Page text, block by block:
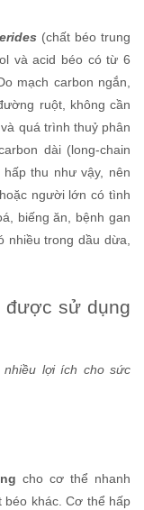
(chất béo trung
và acid béo có từ 6
mạch carbon ngắn,
ruột, không cần
quá trình thuỷ phân
dài (long-chain
thu như vậy, nên
người lớn có tình
biếng ăn, bệnh gan
trong dầu dừa,
được sử dụng
nhiều lợi ích cho sức
cho cơ thể nhanh
béo khác. Cơ thể hấp